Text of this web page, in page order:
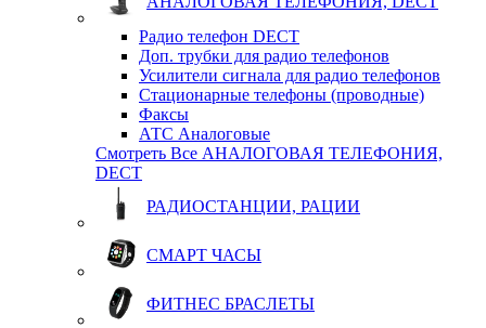
Радио телефон DECT
Доп. трубки для радио телефонов
Усилители сигнала для радио телефонов
Стационарные телефоны (проводные)
Факсы
АТС Аналоговые
Смотреть Все АНАЛОГОВАЯ ТЕЛЕФОНИЯ,
DECT
РАДИОСТАНЦИИ, РАЦИИ
СМАРТ ЧАСЫ
ФИТНЕС БРАСЛЕТЫ